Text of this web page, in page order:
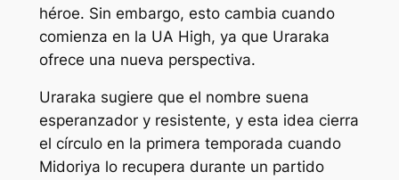
héroe. Sin embargo, esto cambia cuando
comienza en la UA High, ya que Uraraka
ofrece una nueva perspectiva.
Uraraka sugiere que el nombre suena
esperanzador y resistente, y esta idea cierra
el círculo en la primera temporada cuando
Midoriya lo recupera durante un partido